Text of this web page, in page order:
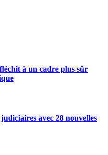
à un cadre plus sûr
avec 28 nouvelles